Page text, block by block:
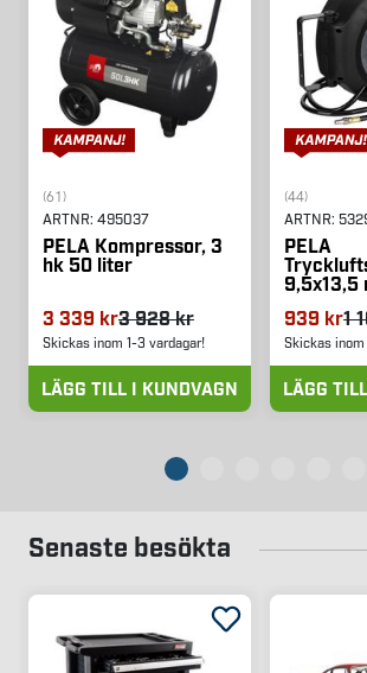
(61)
ARTNR: 495037
PELA Kompressor, 3
hk 50 liter
3 339 kr3 928 kr
Skickas inom 1-3 vardagar!
LÄGG TILL I KUNDVAGN
(44)
ARTNR:
PELA
9,5x13,5
939 kr1
Skickas
LÄGG
Senaste besökta